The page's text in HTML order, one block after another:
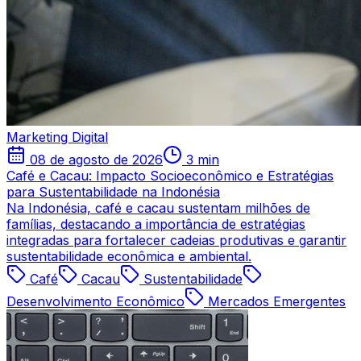
Marketing Digital
08 de agosto de 2026
3 min
Café e Cacau: Impacto Socioeconômico e Estratégias
para Sustentabilidade na Indonésia
Na Indonésia, café e cacau sustentam milhões de
famílias, destacando a importância de estratégias
integradas para fortalecer cadeias produtivas e garantir
sustentabilidade econômica e ambiental.
Café
Cacau
Sustentabilidade
Desenvolvimento Econômico
Mercados Emergentes